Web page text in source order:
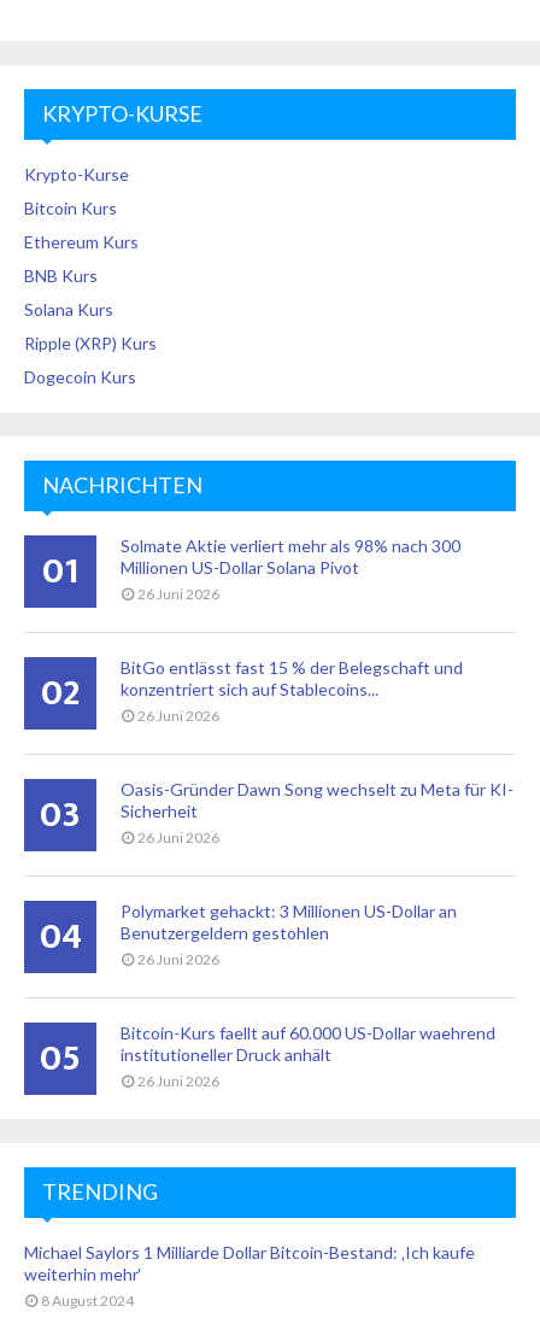
KRYPTO-KURSE
Krypto-Kurse
Bitcoin Kurs
Ethereum Kurs
BNB Kurs
Solana Kurs
Ripple (XRP) Kurs
Dogecoin Kurs
NACHRICHTEN
01
Solmate Aktie verliert mehr als 98% nach 300
Millionen US-Dollar Solana Pivot
26 Juni 2026
02
BitGo entlässt fast 15 % der Belegschaft und
konzentriert sich auf Stablecoins...
26 Juni 2026
03
Oasis-Gründer Dawn Song wechselt zu Meta für KI-
Sicherheit
26 Juni 2026
04
Polymarket gehackt: 3 Millionen US-Dollar an
Benutzergeldern gestohlen
26 Juni 2026
05
Bitcoin-Kurs faellt auf 60.000 US-Dollar waehrend
institutioneller Druck anhält
26 Juni 2026
TRENDING
Michael Saylors 1 Milliarde Dollar Bitcoin-Bestand: ‚Ich kaufe
weiterhin mehr‘
8 August 2024